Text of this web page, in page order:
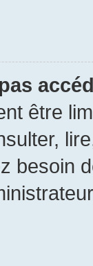
être
besoin